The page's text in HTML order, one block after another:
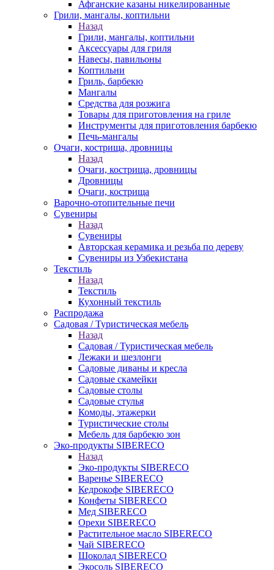
Афганские казаны никелированные
Грили, мангалы, коптильни
Назад
Грили, мангалы, коптильни
Аксессуары для гриля
Навесы, павильоны
Коптильни
Гриль, барбекю
Мангалы
Средства для розжига
Товары для приготовления на гриле
Инструменты для приготовления барбекю
Печь-мангалы
Очаги, кострища, дровницы
Назад
Очаги, кострища, дровницы
Дровницы
Очаги, кострища
Варочно-отопительные печи
Сувениры
Назад
Сувениры
Авторская керамика и резьба по дереву
Сувениры из Узбекистана
Текстиль
Назад
Текстиль
Кухонный текстиль
Распродажа
Садовая / Туристическая мебель
Назад
Садовая / Туристическая мебель
Лежаки и шезлонги
Садовые диваны и кресла
Садовые скамейки
Садовые столы
Садовые стулья
Комоды, этажерки
Туристические столы
Мебель для барбекю зон
Эко-продукты SIBERECO
Назад
Эко-продукты SIBERECO
Варенье SIBERECO
Кедрокофе SIBERECO
Конфеты SIBERECO
Мед SIBERECO
Орехи SIBERECO
Растительное масло SIBERECO
Чай SIBERECO
Шоколад SIBERECO
Экосоль SIBERECO